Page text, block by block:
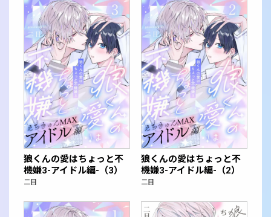
狼くんの愛はちょっと不
機嫌3-アイドル編-（3）
二目
狼くんの愛はちょっと不
機嫌3-アイドル編-（2）
二目